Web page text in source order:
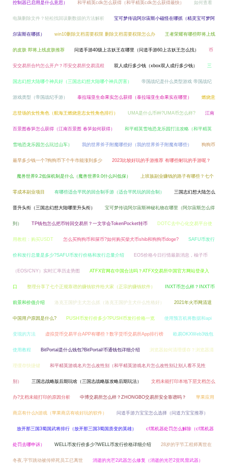
控制器已启用是什么意思） 和平精英cdk怎么获得（和平精英cdk怎么获得最快） 如何查看
电脑删除文件？轻松找回误删数据的方法解析 宝可梦传说阿尔宙斯小磁怪在哪抓（精灵宝可梦阿
尔宙斯在哪抓） win10删除文档需要权限 删除文档需要权限怎么办 王者荣耀有哪些即将上线
的皮肤 即将上线皮肤推荐 问道手游40级上古妖王在哪里（问道手游60上古妖王怎么找） 币
安交易所合约怎么开户？币安交易所交易流程 双人成行多少钱（xbox双人成行多少钱） 三
国志幻想大陆哪个神兵好（三国志幻想大陆哪个神兵厉害） 帝国战纪是什么类型游戏 帝国战纪
游戏类型（帝国战纪手游） 泰拉瑞亚生命果实怎么获得（泰拉瑞亚生命果实在哪里） 燃烧意
志登场的女性角色（航海王燃烧意志女性角色排行） UMA是什么币种?UMA币怎么样? 江南
百景图春笋怎么获得（江南百景图 春笋如何获得） 和平精英雪地恐龙乐园打法攻略（和平精英
雪地恐龙乐园怎么玩过山车） 我的世界斧子附魔哪些好（我的世界斧子附魔有哪些） 狗狗币
最早多少钱一个?狗狗币下个牛市能涨到多少 2023比较好玩的手游推荐 有哪些耐玩的手游呢？
魔兽世界9.2低保机制是什么（魔兽世界9.0什么叫低保） 上班族副业赚钱的路子有哪些？七个
零成本副业项目 有哪些适合平民的回合制手游（适合平民玩的回合制） 三国志幻想大陆怎么
晋升头衔（三国志幻想大陆哪里升头衔） 宝可梦传说阿尔宙斯神秘礼物在哪里（阿尔宙斯怎么得
到） TP钱包怎么把币转回交易所？一文学会TokenPocket转币 DOTC去中心化交易平台使
用教程：购买USDT 怎么买狗狗币和屎币?如何购买柴犬币shib和狗狗币doge? SAFU币发行
价和发行总量是多少?SAFU币发行价格和发行总量介绍 EOS价格今日行情最新消息，柚子币
（EOS/CNY）实时汇率历走势图 ATFX官网在中国合法吗？ATFX交易所中国官方网站登录入
口 整理分享了七个正规靠谱的赚钱软件给大家（正宗的赚钱软件） INXT币怎么样？INXT币
前景和价值介绍 洛克王国护主犬怎么抓（洛克王国护主犬什么性格好） 2021年火币网清退
中国用户原因是什么? PUSH币发行价多少?PUSH币发行价格一览 使用预言机将数据和api
变现的方法 虚拟货币交易平台APP有哪些？数字货币交易所App排行榜 欧易OKXWeb3钱包
使用教程 BitPortal是什么钱包?BitPortal/币通钱包详细介绍 浏览器如何清理缓存？浏览器清
理缓存快捷键 和平精英游戏名片怎么改性别（和平精英游戏名片怎么改性别让别人看不见性
别） 三国志战略版后期玩啥（三国志战略版攻略后期玩法） 文档未能打印本地下层文档怎么
办?文档未能打印的原因分析 中博交易所怎么样？ZHONGBO交易所安全靠谱吗？ 苹果应用
商店有什么h游戏（苹果商店有啥好玩的软件） 问道手游力宝宝怎么选择（问道力宝宝推荐）
放开那三国3蜀国武将排行（放开那三国3蜀国质变的英雄） cf黑机器处罚怎么解除（cf黑机器
处罚去哪申诉） WELL币发行价多少?WELL币发行价格详细介绍 28岁的字节工程师离世在
冬夜,字节跳动被传猝死员工已离世 消逝的光芒2武器怎么修复（消逝的光芒2贫民窟武器）